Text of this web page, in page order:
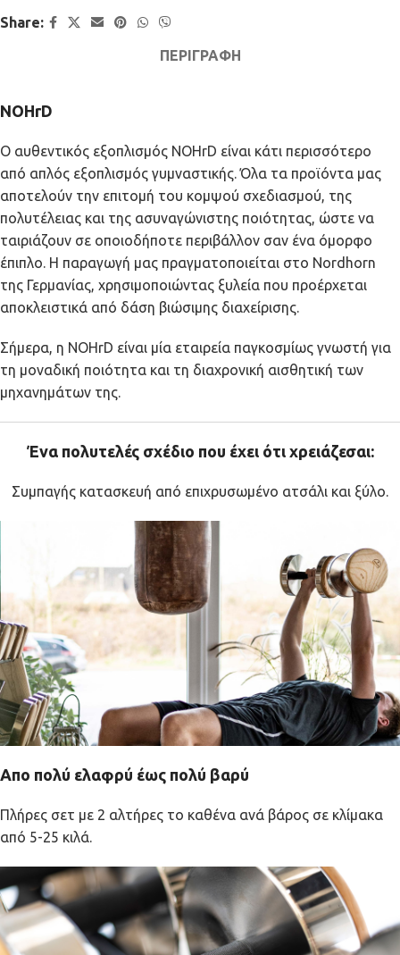
Share:
ΠΕΡΙΓΡΑΦΉ
NOHrD
Ο αυθεντικός εξοπλισμός NOHrD είναι κάτι περισσότερο
από απλός εξοπλισμός γυμναστικής. Όλα τα προϊόντα μας
αποτελούν την επιτομή του κομψού σχεδιασμού, της
πολυτέλειας και της ασυναγώνιστης ποιότητας, ώστε να
ταιριάζουν σε οποιοδήποτε περιβάλλον σαν ένα όμορφο
έπιπλο. Η παραγωγή μας πραγματοποιείται στο Nordhorn
της Γερμανίας, χρησιμοποιώντας ξυλεία που προέρχεται
αποκλειστικά από δάση βιώσιμης διαχείρισης.
Σήμερα, η NOHrD είναι μία εταιρεία παγκοσμίως γνωστή για
τη μοναδική ποιότητα και τη διαχρονική αισθητική των
μηχανημάτων της.
Ένα πολυτελές σχέδιο που έχει ότι χρειάζεσαι:
Συμπαγής κατασκευή από επιχρυσωμένο ατσάλι και ξύλο.
Απο πολύ ελαφρύ έως πολύ βαρύ
Πλήρες σετ με 2 αλτήρες το καθένα ανά βάρος σε κλίμακα
από 5-25 κιλά.